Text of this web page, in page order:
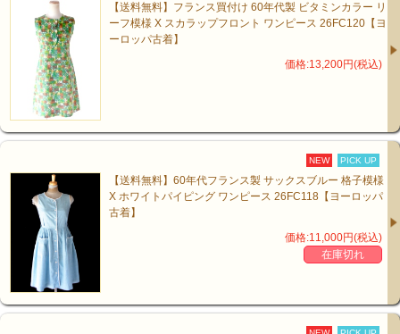
【送料無料】フランス買付け 60年代製 ビタミンカラー リ
ーフ模様 X スカラップフロント ワンピース 26FC120【ヨ
ーロッパ古着】
価格:13,200円(税込)
NEW PICK UP
【送料無料】60年代フランス製 サックスブルー 格子模様
X ホワイトパイピング ワンピース 26FC118【ヨーロッパ
古着】
価格:11,000円(税込)
在庫切れ